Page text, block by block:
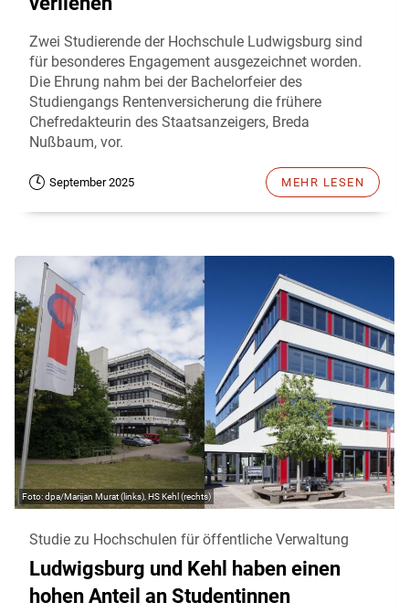
Zwei Studierende der Hochschule Ludwigsburg sind
für besonderes Engagement ausgezeichnet worden.
Die Ehrung nahm bei der Bachelorfeier des
Studiengangs Rentenversicherung die frühere
Chefredakteurin des Staatsanzeigers, Breda
Nußbaum, vor.
September 2025 MEHR LESEN
dpa/Marijan Murat (links), HS Kehl (rechts)
Studie zu Hochschulen für öffentliche Verwaltung
Ludwigsburg und Kehl haben einen
hohen Anteil an Studentinnen